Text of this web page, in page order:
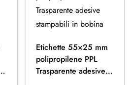
Etichette 55×25 mm
polipropilene PPL
Trasparente adesive